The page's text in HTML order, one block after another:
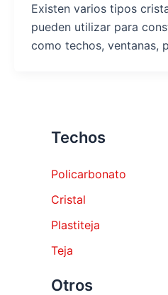
Existen varios tipos
pueden utilizar para
como techos, ventanas,
Techos
Policarbonato
Cristal
Plastiteja
Teja
Otros